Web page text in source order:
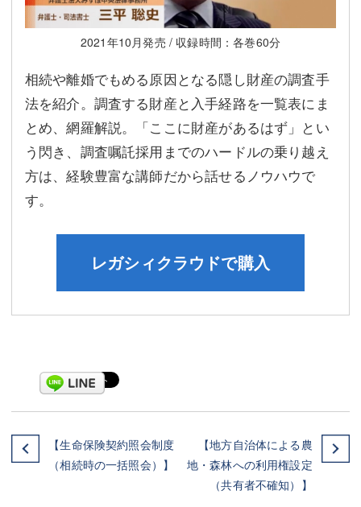
2021年10月発売 / 収録時間：各巻60分
相続や離婚でもめる原因となる隠し財産の調査手
法を紹介。調査する財産と入手経路を一覧表にま
とめ、網羅解説。「ここに財産があるはず」とい
う閃き、調査嘱託採用までのハードルの乗り越え
方は、経験豊富な講師だから話せるノウハウで
す。
レガシィクラウドで購入
【生命保険契約照会制度
（相続時の一括照会）】
【地方自治体による農
地・森林への利用権設定
（共有者不確知）】